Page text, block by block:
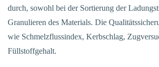
durch, sowohl bei der Sortierung der
Granulieren des Materials. Die
wie Schmelzflussindex, Kerbschlag,
Füllstoffgehalt.